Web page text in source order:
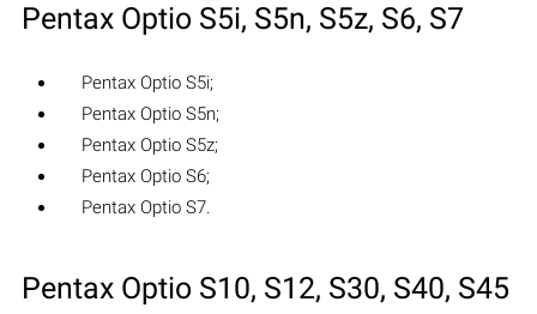
Pentax Optio S5i, S5n, S5z, S6, S7
Pentax Optio S5i;
Pentax Optio S5n;
Pentax Optio S5z;
Pentax Optio S6;
Pentax Optio S7.
Pentax Optio S10, S12, S30, S40, S45